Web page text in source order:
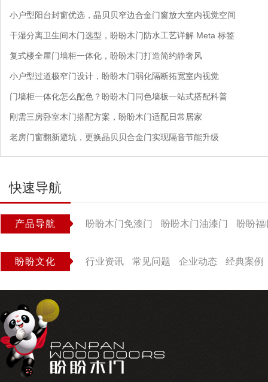
小户型阳台封窗优选，晶贝贝窄边合金门窗放大室内视觉空间
干湿分离卫生间木门选型，盼盼木门防水工艺详解 Meta 标签
复式楼全屋门墙柜一体化，盼盼木门打造简约静奢风
小户型过道极窄门设计，盼盼木门弱化隔断拓宽室内视觉
门墙柜一体化怎么配色？盼盼木门同色墙板一站式搭配科普
刚需三房卧室木门搭配方案，盼盼木门适配日常居家
老房门窗翻新避坑，更换晶贝贝合金门实现隔音节能升级
快速导航
产品导航 盼盼木门免漆门 盼盼木门油漆门 盼盼福
盼盼文化 行业资讯 常见问题 企业动态 经典案例